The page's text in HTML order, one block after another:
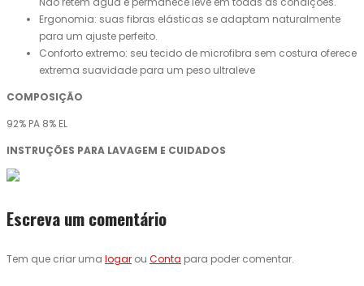
Ergonomia: suas fibras elásticas se adaptam naturalmente
para um ajuste perfeito.
Conforto extremo: seu tecido de microfibra sem costura oferece
extrema suavidade para um peso ultraleve
COMPOSIÇÃO
92% PA 8% EL
INSTRUÇÕES PARA LAVAGEM E CUIDADOS
Escreva um comentário
Tem que criar uma logar ou Conta para poder comentar.